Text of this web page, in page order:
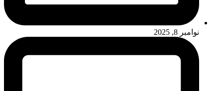
نوامبر 8, 2025